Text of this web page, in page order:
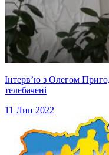
Інтервʼю з Олегом
телебачені
11 Лип 2022